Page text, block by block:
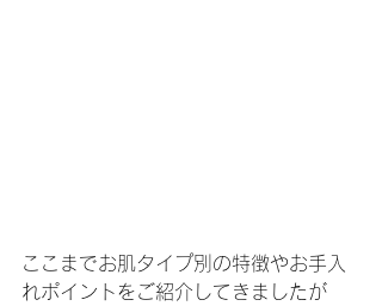
ここまでお肌タイプ別の特徴やお手入
れポイントをご紹介してきましたが